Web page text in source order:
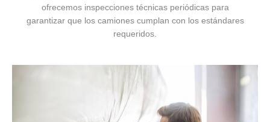
ofrecemos inspecciones técnicas periódicas para
garantizar que los camiones cumplan con los estándares
requeridos.